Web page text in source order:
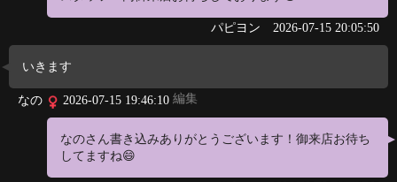
パピヨン 2026-07-15 20:05:50
いきます
なの 2026-07-15 19:46:10 編集
なのさん書き込みありがとうございます！御来店お待ち
してますね😄